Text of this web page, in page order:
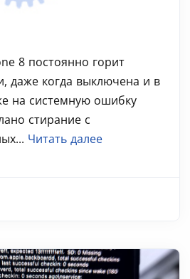
8 постоянно горит
даже когда выключена и в
на системную ошибку
стирание с
Читать далее